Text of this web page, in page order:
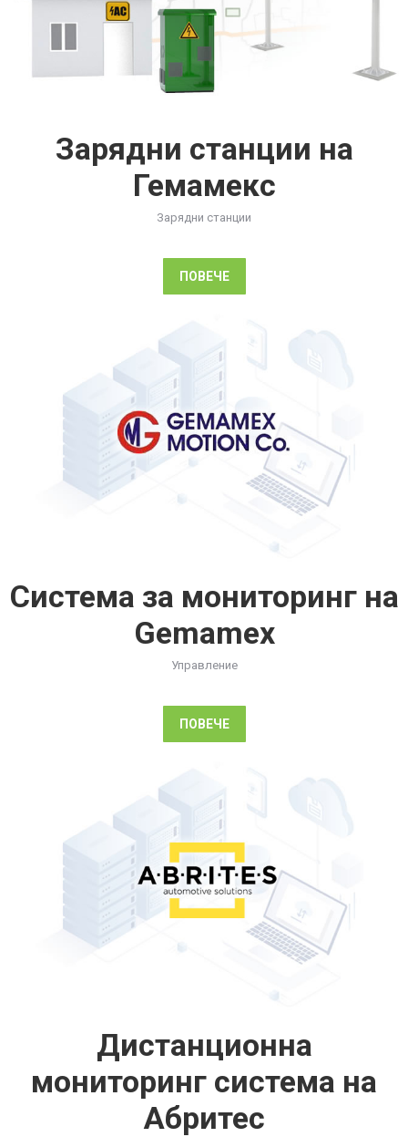
Зарядни станции на
Гемамекс
Зарядни станции
ПОВЕЧЕ
Система за мониторинг на
Gemamex
Управление
ПОВЕЧЕ
Дистанционна
мониторинг система на
Абритес